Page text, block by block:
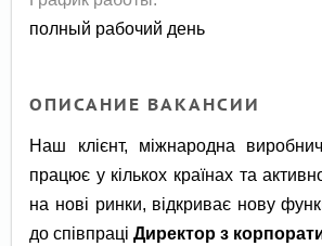
полный рабочий день
ОПИСАНИЕ ВАКАНСИИ
Наш клієнт, міжнародна
працює у кількох країнах та
на нові ринки, відкриває нову
до співпраці Директор з